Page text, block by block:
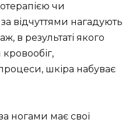
чи
відчуттями нагадують
в результаті якого
шкіра набуває
ногами має свої